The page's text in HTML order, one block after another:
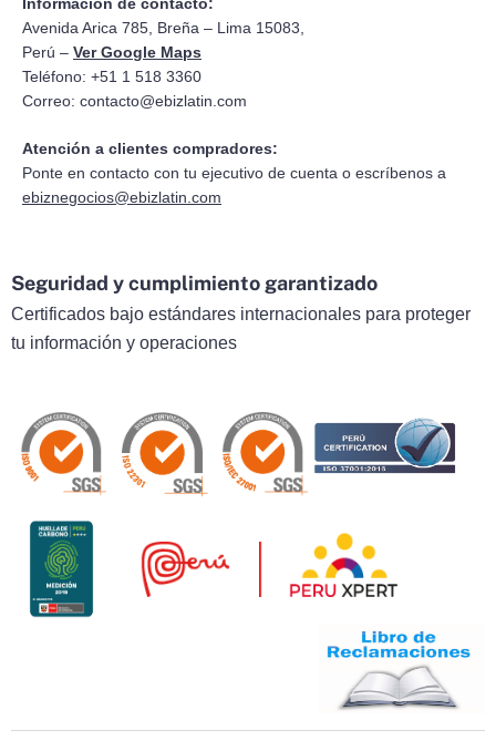
Información de contacto:
Avenida Arica 785, Breña – Lima 15083,
Perú – Ver Google Maps
Teléfono: +51 1 518 3360
Correo: contacto@ebizlatin.com
Atención a clientes compradores:
Ponte en contacto con tu ejecutivo de cuenta o escríbenos a
ebiznegocios@ebizlatin.com
Seguridad y cumplimiento garantizado
Certificados bajo estándares internacionales para proteger
tu información y operaciones